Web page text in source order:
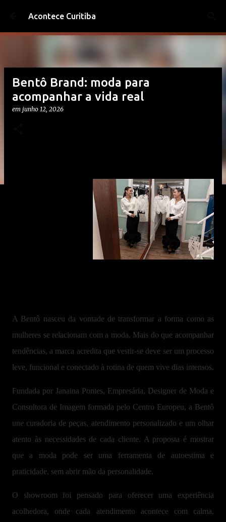
Pular para o conteúdo principal
Acontece Curitiba
Bentô Brand: moda para
acompanhar a vida real
em junho 12, 2026
A Bentô nasceu da vontade de transformar a forma como as
mulheres se relacionam com a moda. Mais do que acompanhar
tendências, a marca acredita que vestir-se deve ser um processo
leve, funcional e conectado à rotina de quem vive dias intensos.
Fundada por Janaina Pontes, Empresária, Designer de Moda e
Consultora de Imagem formada pelo Centro Europeu, a Bentô
une curadoria de peças, atendimento personalizado e um olhar
atento às necessidades de cada cliente. A proposta é mostrar
que a moda pode ser uma ferramenta de autoestima e
praticidade, sem abrir mão da personalidade.
O showroom foi pensado para oferecer uma experiência
acolhedora, onde cada atendimento acontece com calma,